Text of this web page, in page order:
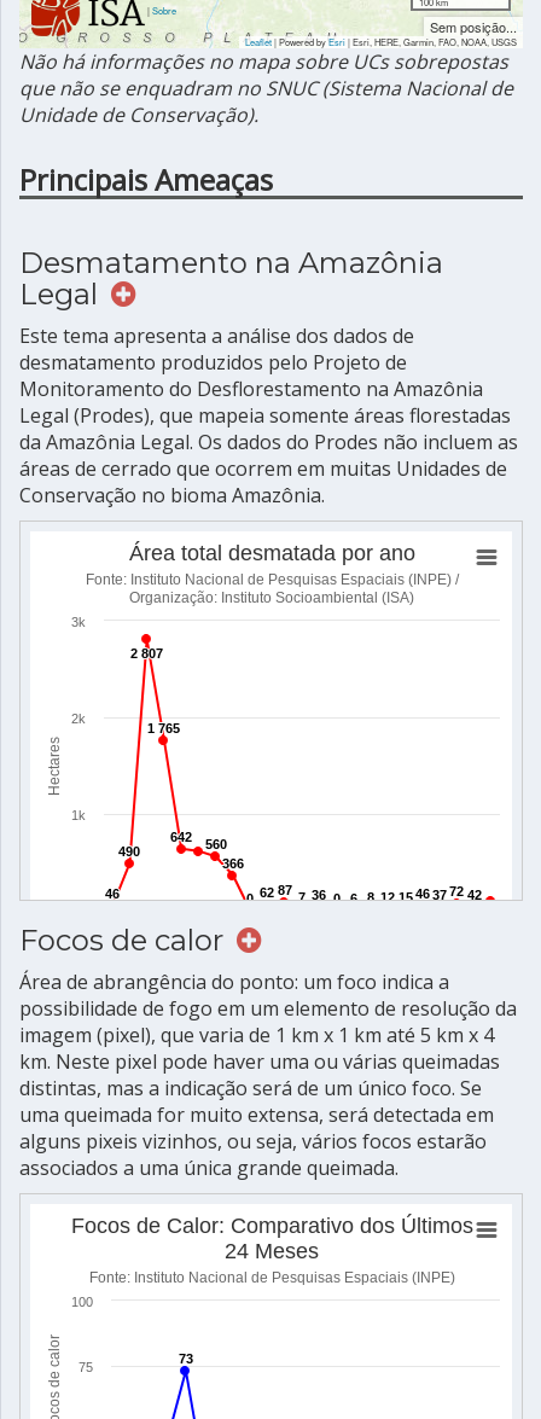
|Sobre
Sem posição...
Leaflet| Powered byEsri|Esri, HERE, Garmin, FAO, NOAA, USGS
Não há informações no mapa sobre UCs sobrepostas
que não se enquadram no SNUC (Sistema Nacional de
Unidade de Conservação).
Principais Ameaças
Desmatamento na Amazônia
Legal
Este tema apresenta a análise dos dados de
desmatamento produzidos pelo Projeto de
Monitoramento do Desflorestamento na Amazônia
Legal (Prodes), que mapeia somente áreas florestadas
da Amazônia Legal. Os dados do Prodes não incluem as
áreas de cerrado que ocorrem em muitas Unidades de
Conservação no bioma Amazônia.
Focos de calor
Área de abrangência do ponto: um foco indica a
possibilidade de fogo em um elemento de resolução da
imagem (pixel), que varia de 1 km x 1 km até 5 km x 4
km. Neste pixel pode haver uma ou várias queimadas
distintas, mas a indicação será de um único foco. Se
uma queimada for muito extensa, será detectada em
alguns pixeis vizinhos, ou seja, vários focos estarão
associados a uma única grande queimada.